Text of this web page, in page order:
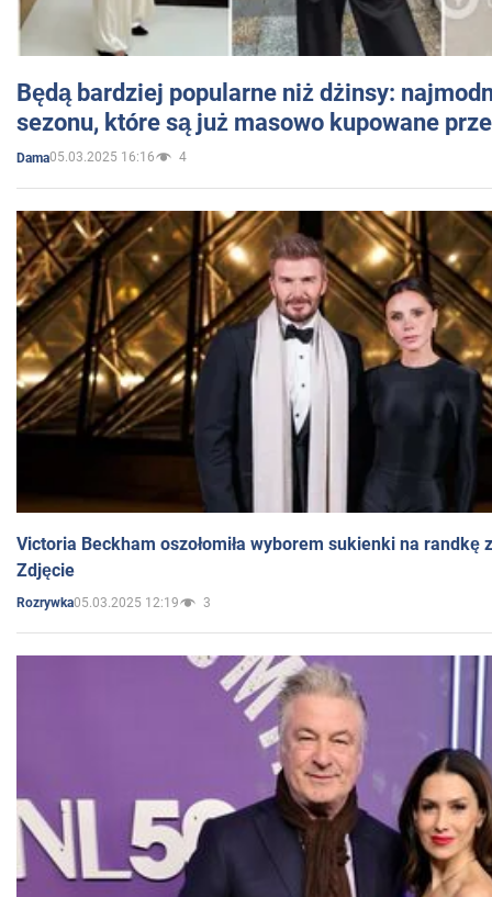
Będą bardziej popularne niż dżinsy:
sezonu, które są już masowo kupowane
Dama05.03.2025 16:16 4
Victoria Beckham oszołomiła wyborem sukienki na randkę
Zdjęcie
Rozrywka05.03.2025 12:19 3